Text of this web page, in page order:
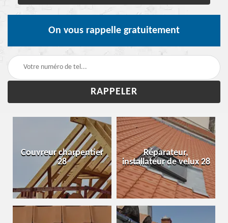
On vous rappelle gratuitement
Couvreur charpentier
28
Réparateur,
installateur de velux 28